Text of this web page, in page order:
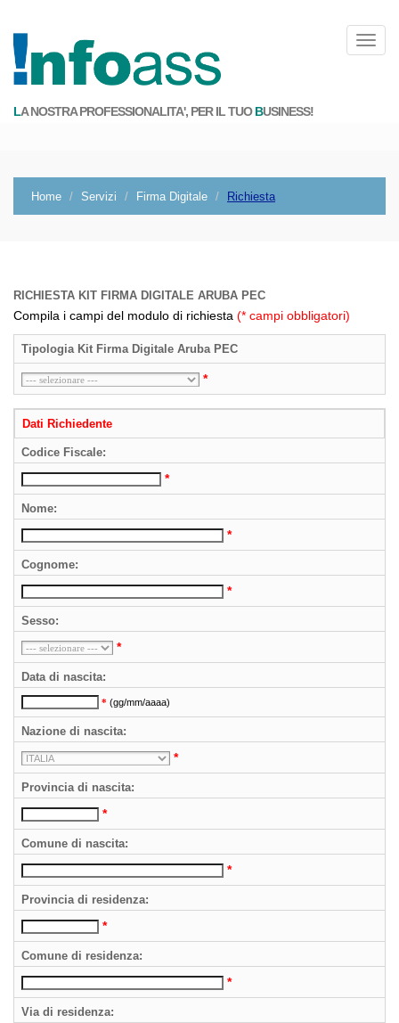
LA NOSTRA PROFESSIONALITA', PER IL TUOBUSINESS!
Home Servizi Firma Digitale Richiesta
RICHIESTA KIT FIRMA DIGITALE ARUBA PEC
Compila i campi del modulo di richiesta (* campi obbligatori)
Tipologia Kit Firma Digitale Aruba PEC
*
Dati Richiedente
Codice Fiscale:
*
Nome:
*
Cognome:
*
Sesso:
*
Data di nascita:
* (gg/mm/aaaa)
Nazione di nascita:
*
Provincia di nascita:
*
Comune di nascita:
*
Provincia di residenza:
*
Comune di residenza:
*
Via di residenza: